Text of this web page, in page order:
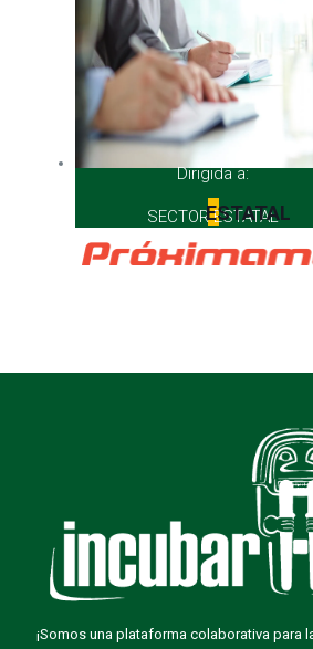
Dirigida a:
SECTOR ESTATAL
ESTATAL
¡Somos una plataforma colaborativa para